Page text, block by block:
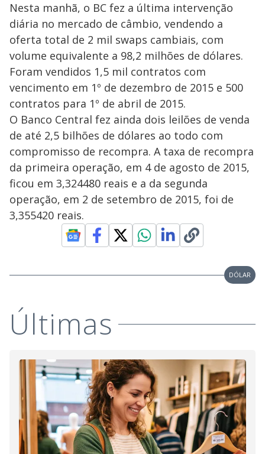
Nesta manhã, o BC fez a última intervenção
diária no mercado de câmbio, vendendo a
oferta total de 2 mil swaps cambiais, com
volume equivalente a 98,2 milhões de dólares.
Foram vendidos 1,5 mil contratos com
vencimento em 1º de dezembro de 2015 e 500
contratos para 1º de abril de 2015.
O Banco Central fez ainda dois leilões de venda
de até 2,5 bilhões de dólares ao todo com
compromisso de recompra. A taxa de recompra
da primeira operação, em 4 de agosto de 2015,
ficou em 3,324480 reais e a da segunda
operação, em 2 de setembro de 2015, foi de
3,355420 reais.
DÓLAR
Últimas